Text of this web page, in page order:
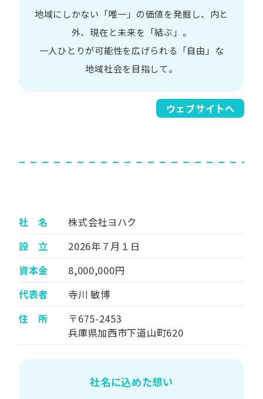
地域に​しかない​「唯一」の​価値を​発掘し、 内と​
外、​現在と​未来を​「結ぶ」。
一人​ひとりが​可能性を​広げられる 「自由」な​
地域社会を​目指して。​
ウェブサイトへ
社 名
株式会社ヨハク
設 立
2026年７月１日
資本金
8,000,000円
代表者
寺川 敏博
住 所
〒675-2453
兵庫県加西市下道山町620
社名に込めた想い